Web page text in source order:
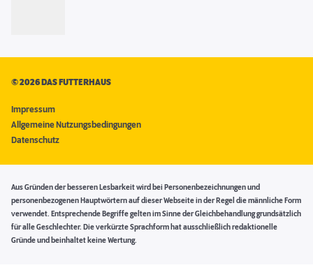
©2026 DAS FUTTERHAUS
Impressum
Allgemeine Nutzungsbedingungen
Datenschutz
Aus Gründen der besseren Lesbarkeit wird bei Personenbezeichnungen und
personenbezogenen Hauptwörtern auf dieser Webseite in der Regel die männliche Form
verwendet. Entsprechende Begriffe gelten im Sinne der Gleichbehandlung grundsätzlich
für alle Geschlechter. Die verkürzte Sprachform hat ausschließlich redaktionelle
Gründe und beinhaltet keine Wertung.